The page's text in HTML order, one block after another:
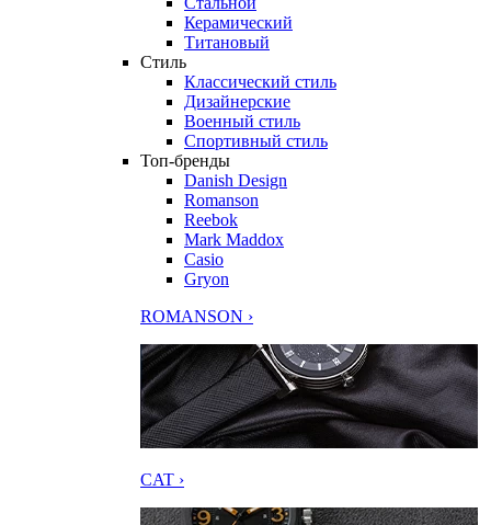
Керамический
Титановый
Стиль
Классический стиль
Дизайнерские
Военный стиль
Спортивный стиль
Топ-бренды
Danish Design
Romanson
Reebok
Mark Maddox
Casio
Gryon
ROMANSON ›
CAT ›